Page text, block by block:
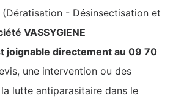
- Désinsectisation et
VASSYGIENE
joignable directement au 09 70
une intervention ou des
lutte antiparasitaire dans le